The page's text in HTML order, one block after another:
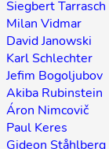
Siegbert Tarrasch
Milan Vidmar
David Janowski
Karl Schlechter
Jefim Bogoljubov
Akiba Rubinstein
Áron Nimcovič
Paul Keres
Gideon Ståhlberg